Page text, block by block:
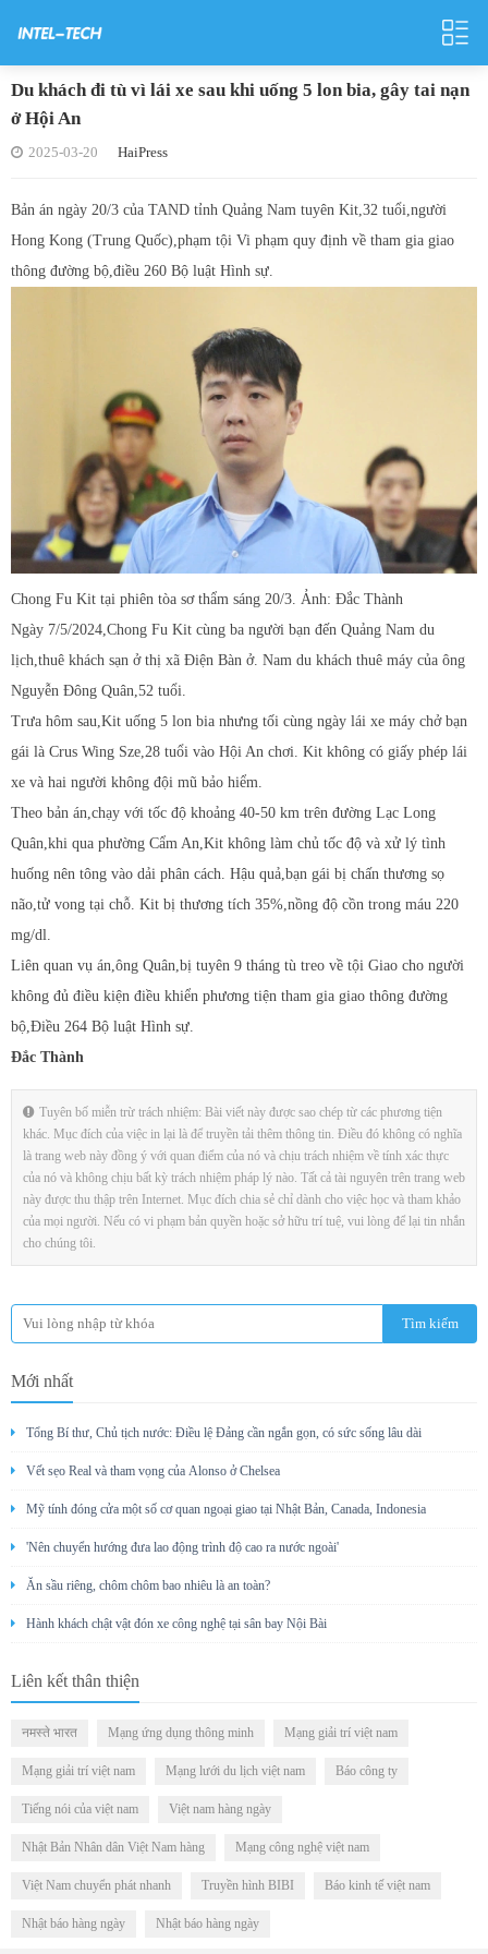
Du khách đi tù vì lái xe sau khi uống 5 lon bia, gây tai nạn
ở Hội An
2025-03-20 HaiPress
Bản án ngày 20/3 của TAND tỉnh Quảng Nam tuyên Kit,32 tuổi,người
Hong Kong (Trung Quốc),phạm tội Vi phạm quy định về tham gia giao
thông đường bộ,điều 260 Bộ luật Hình sự.
Chong Fu Kit tại phiên tòa sơ thẩm sáng 20/3. Ảnh: Đắc Thành
Ngày 7/5/2024,Chong Fu Kit cùng ba người bạn đến Quảng Nam du
lịch,thuê khách sạn ở thị xã Điện Bàn ở. Nam du khách thuê máy của ông
Nguyễn Đông Quân,52 tuổi.
Trưa hôm sau,Kit uống 5 lon bia nhưng tối cùng ngày lái xe máy chở bạn
gái là Crus Wing Sze,28 tuổi vào Hội An chơi. Kit không có giấy phép lái
xe và hai người không đội mũ bảo hiểm.
Theo bản án,chạy với tốc độ khoảng 40-50 km trên đường Lạc Long
Quân,khi qua phường Cẩm An,Kit không làm chủ tốc độ và xử lý tình
huống nên tông vào dải phân cách. Hậu quả,bạn gái bị chấn thương sọ
não,tử vong tại chỗ. Kit bị thương tích 35%,nồng độ cồn trong máu 220
mg/dl.
Liên quan vụ án,ông Quân,bị tuyên 9 tháng tù treo về tội Giao cho người
không đủ điều kiện điều khiển phương tiện tham gia giao thông đường
bộ,Điều 264 Bộ luật Hình sự.
Đắc Thành
Tuyên bố miễn trừ trách nhiệm: Bài viết này được sao chép từ các phương tiện
khác. Mục đích của việc in lại là để truyền tải thêm thông tin. Điều đó không có nghĩa
là trang web này đồng ý với quan điểm của nó và chịu trách nhiệm về tính xác thực
của nó và không chịu bất kỳ trách nhiệm pháp lý nào. Tất cả tài nguyên trên trang web
này được thu thập trên Internet. Mục đích chia sẻ chỉ dành cho việc học và tham khảo
của mọi người. Nếu có vi phạm bản quyền hoặc sở hữu trí tuệ, vui lòng để lại tin nhắn
cho chúng tôi.
Mới nhất
Tổng Bí thư, Chủ tịch nước: Điều lệ Đảng cần ngắn gọn, có sức sống lâu dài
Vết sẹo Real và tham vọng của Alonso ở Chelsea
Mỹ tính đóng cửa một số cơ quan ngoại giao tại Nhật Bản, Canada, Indonesia
'Nên chuyển hướng đưa lao động trình độ cao ra nước ngoài'
Ăn sầu riêng, chôm chôm bao nhiêu là an toàn?
Hành khách chật vật đón xe công nghệ tại sân bay Nội Bài
Liên kết thân thiện
नमस्ते भारत Mạng ứng dụng thông minh Mạng giải trí việt nam
Mạng giải trí việt nam Mạng lưới du lịch việt nam Báo công ty
Tiếng nói của việt nam Việt nam hàng ngày
Nhật Bản Nhân dân Việt Nam hàng Mạng công nghệ việt nam
Việt Nam chuyển phát nhanh Truyền hình BIBI Báo kinh tế việt nam
Nhật báo hàng ngày Nhật báo hàng ngày